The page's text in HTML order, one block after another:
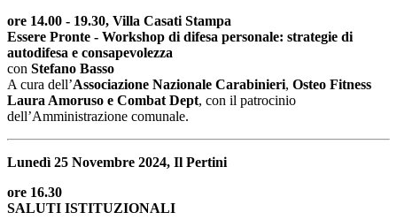
ore 14.00 - 19.30, Villa Casati Stampa
Essere Pronte - Workshop di difesa personale: strategie di
autodifesa e consapevolezza
con Stefano Basso
A cura dell’Associazione Nazionale Carabinieri, Osteo Fitness
Laura Amoruso e Combat Dept, con il patrocinio
dell’Amministrazione comunale.
Lunedì 25 Novembre 2024, Il Pertini
ore 16.30
SALUTI ISTITUZIONALI